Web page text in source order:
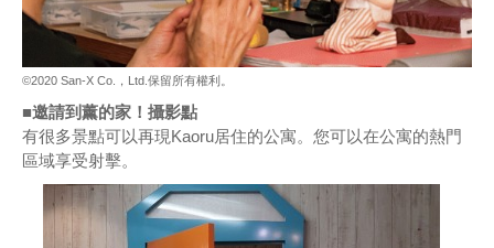
©2020 San-X Co.，Ltd.保留所有權利。
■邀請到薰的家！攝影點
有很多景點可以再現Kaoru居住的公寓。您可以在公寓的熱門
區域享受射擊。